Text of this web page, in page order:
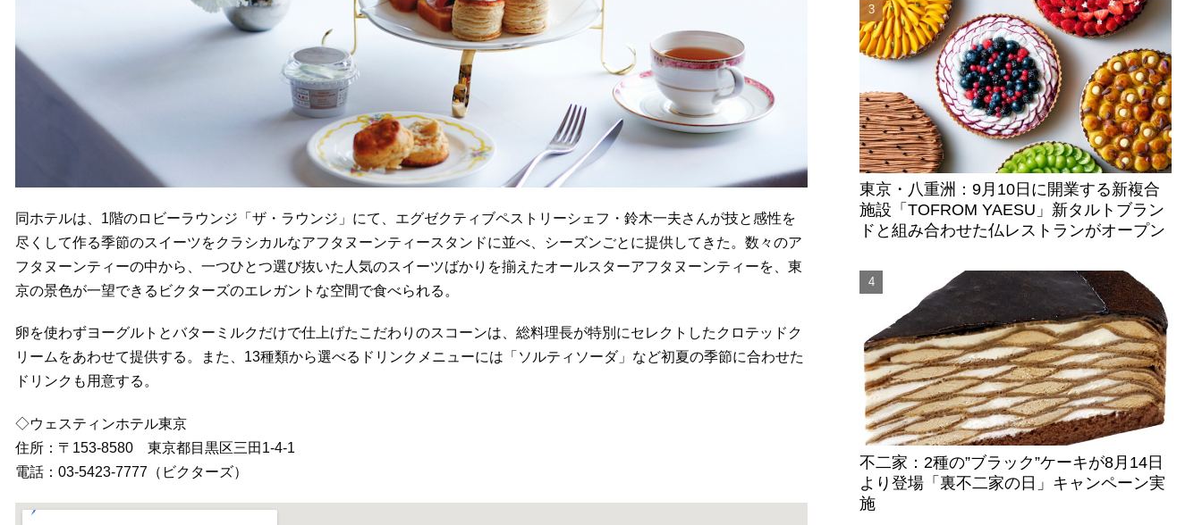
同ホテルは、1階のロビーラウンジ「ザ・ラウンジ」にて、エグゼクティブペストリーシェフ・鈴木一夫さんが技と感性を
尽くして作る季節のスイーツをクラシカルなアフタヌーンティースタンドに並べ、シーズンごとに提供してきた。数々のア
フタヌーンティーの中から、一つひとつ選び抜いた人気のスイーツばかりを揃えたオールスターアフタヌーンティーを、東
京の景色が一望できるビクターズのエレガントな空間で食べられる。
卵を使わずヨーグルトとバターミルクだけで仕上げたこだわりのスコーンは、総料理長が特別にセレクトしたクロテッドク
リームをあわせて提供する。また、13種類から選べるドリンクメニューには「ソルティソーダ」など初夏の季節に合わせた
ドリンクも用意する。
◇ウェスティンホテル東京
住所：〒153-8580 東京都目黒区三田1-4-1
電話：03-5423-7777（ビクターズ）
東京・八重洲：9月10日に開業する新複合
施設「TOFROM YAESU」新タルトブラン
ドと組み合わせた仏レストランがオープン
不二家：2種の”ブラック”ケーキが8月14日
より登場「裏不二家の日」キャンペーン実
施